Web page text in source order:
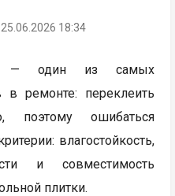
25.06.2026 18:34
один из самых
в ремонте: переклеить
ошибаться
влагостойкость,
и совместимость
плитки.